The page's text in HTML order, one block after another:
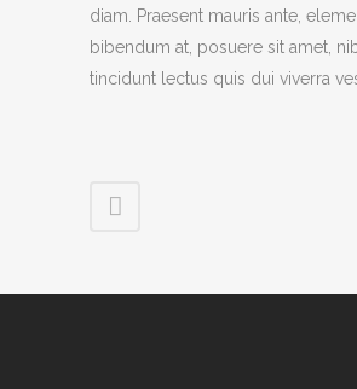
diam. Praesent mauris ante,
bibendum at, posuere sit amet,
tincidunt lectus quis dui viverra